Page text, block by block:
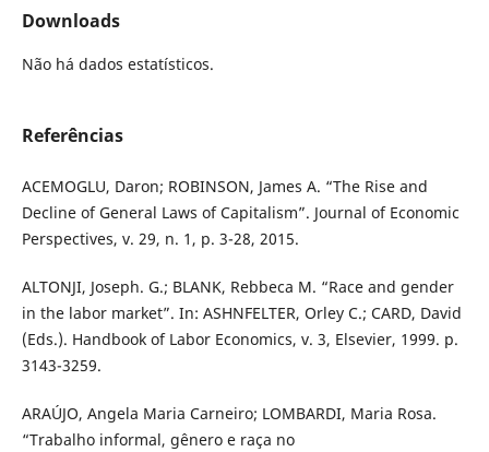
Downloads
Não há dados estatísticos.
Referências
ACEMOGLU, Daron; ROBINSON, James A. “The Rise and
Decline of General Laws of Capitalism”. Journal of Economic
Perspectives, v. 29, n. 1, p. 3-28, 2015.
ALTONJI, Joseph. G.; BLANK, Rebbeca M. “Race and gender
in the labor market”. In: ASHNFELTER, Orley C.; CARD, David
(Eds.). Handbook of Labor Economics, v. 3, Elsevier, 1999. p.
3143-3259.
ARAÚJO, Angela Maria Carneiro; LOMBARDI, Maria Rosa.
“Trabalho informal, gênero e raça no